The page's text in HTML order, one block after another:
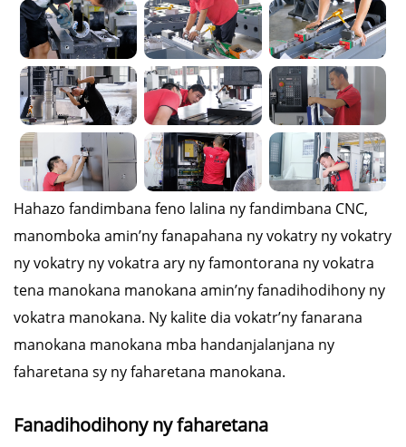
Hahazo fandimbana feno lalina ny fandimbana CNC,
manomboka amin’ny fanapahana ny vokatry ny vokatry
ny vokatry ny vokatra ary ny famontorana ny vokatra
tena manokana manokana amin’ny fanadihodihony ny
vokatra manokana. Ny kalite dia vokatr’ny fanarana
manokana manokana mba handanjalanjana ny
faharetana sy ny faharetana manokana.
Fanadihodihony ny faharetana